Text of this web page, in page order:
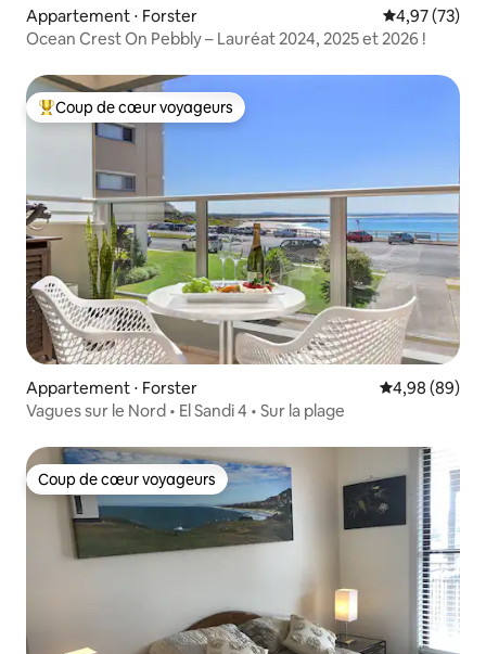
Appartement ⋅ Forster Évaluation
4,97 (73)
Ocean Crest On Pebbly – Lauréat 2024, 2025 et 2026 !
Coups de cœur voyageurs les plus appréciés
Coup de cœur voyageurs
Appartement ⋅ Forster Évaluation
4,98 (89)
Vagues sur le Nord • El Sandi 4 • Sur la plage
Coup de cœur voyageurs
Coup de cœur voyageurs